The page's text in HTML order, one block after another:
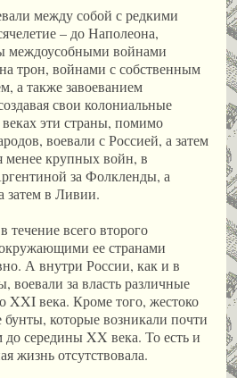
между собой с редкими
– до Наполеона,
междоусобными войнами
трон, войнами с собственным
а также завоеванием
свои колониальные
эти страны, помимо
воевали с Россией, а затем
менее крупных войн, в
за Фолкленды, а
в Ливии.
течение всего второго
ее странами
А внутри России, как и в
воевали за власть различные
XXI века. Кроме того, жестоко
которые возникали почти
середины XX века. То есть и
жизнь отсутствовала.